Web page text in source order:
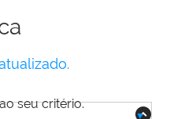
seu critério.